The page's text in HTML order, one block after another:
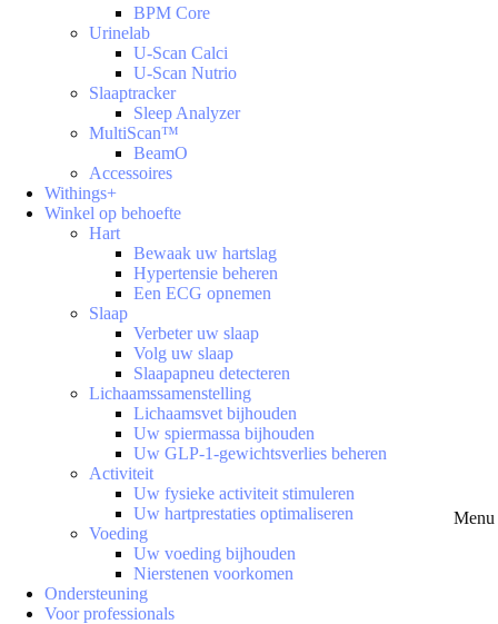
Menu
BPM Core
Urinelab
U-Scan Calci
U-Scan Nutrio
Slaaptracker
Sleep Analyzer
MultiScan™
BeamO
Accessoires
Withings+
Winkel op behoefte
Hart
Bewaak uw hartslag
Hypertensie beheren
Een ECG opnemen
Slaap
Verbeter uw slaap
Volg uw slaap
Slaapapneu detecteren
Lichaamssamenstelling
Lichaamsvet bijhouden
Uw spiermassa bijhouden
Uw GLP-1-gewichtsverlies beheren
Activiteit
Uw fysieke activiteit stimuleren
Uw hartprestaties optimaliseren
Voeding
Uw voeding bijhouden
Nierstenen voorkomen
Ondersteuning
Voor professionals